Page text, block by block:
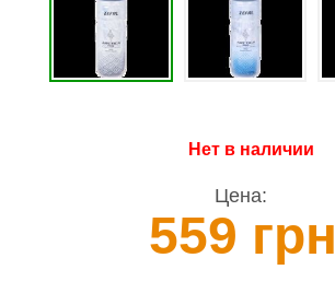
Нет в наличии
Цена:
559 грн